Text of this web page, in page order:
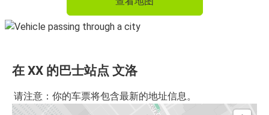
在 XX 的巴士站点 文洛
请注意：你的车票将包含最新的地址信息。